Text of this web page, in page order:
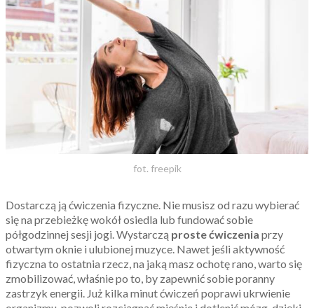
fot. freepik
Dostarczą ją ćwiczenia fizyczne. Nie musisz od razu wybierać
się na przebieżkę wokół osiedla lub fundować sobie
półgodzinnej sesji jogi. Wystarczą proste ćwiczenia przy
otwartym oknie i ulubionej muzyce. Nawet jeśli aktywność
fizyczna to ostatnia rzecz, na jaką masz ochotę rano, warto się
zmobilizować, właśnie po to, by zapewnić sobie poranny
zastrzyk energii. Już kilka minut ćwiczeń poprawi ukrwienie